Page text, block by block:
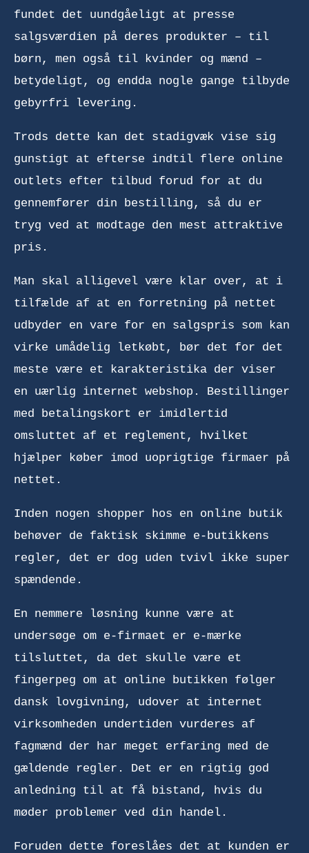
fundet det uundgåeligt at presse
salgsværdien på deres produkter – til
børn, men også til kvinder og mænd –
betydeligt, og endda nogle gange tilbyde
gebyrfri levering.
Trods dette kan det stadigvæk vise sig
gunstigt at efterse indtil flere online
outlets efter tilbud forud for at du
gennemfører din bestilling, så du er
tryg ved at modtage den mest attraktive
pris.
Man skal alligevel være klar over, at i
tilfælde af at en forretning på nettet
udbyder en vare for en salgspris som kan
virke umådelig letkøbt, bør det for det
meste være et karakteristika der viser
en uærlig internet webshop. Bestillinger
med betalingskort er imidlertid
omsluttet af et reglement, hvilket
hjælper køber imod uoprigtige firmaer på
nettet.
Inden nogen shopper hos en online butik
behøver de faktisk skimme e-butikkens
regler, det er dog uden tvivl ikke super
spændende.
En nemmere løsning kunne være at
undersøge om e-firmaet er e-mærke
tilsluttet, da det skulle være et
fingerpeg om at online butikken følger
dansk lovgivning, udover at internet
virksomheden undertiden vurderes af
fagmænd der har meget erfaring med de
gældende regler. Det er en rigtig god
anledning til at få bistand, hvis du
møder problemer ved din handel.
Foruden dette foreslåes det at kunden er